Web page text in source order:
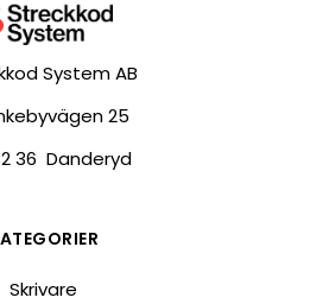
System AB
25
36 Danderyd
Skrivare